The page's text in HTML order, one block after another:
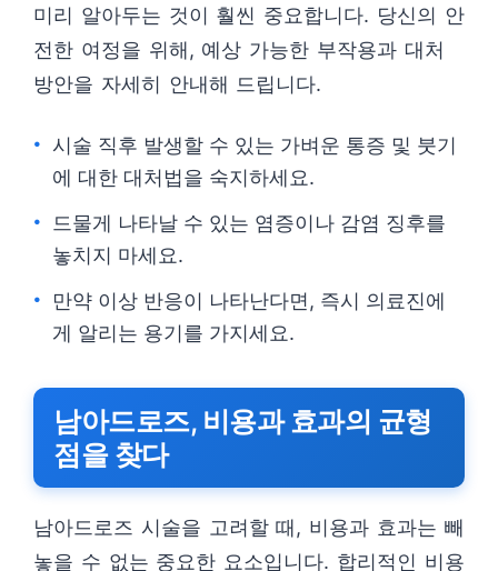
미리 알아두는 것이 훨씬 중요합니다. 당신의 안
전한 여정을 위해, 예상 가능한 부작용과 대처
방안을 자세히 안내해 드립니다.
시술 직후 발생할 수 있는 가벼운 통증 및 붓기
에 대한 대처법을 숙지하세요.
드물게 나타날 수 있는 염증이나 감염 징후를
놓치지 마세요.
만약 이상 반응이 나타난다면, 즉시 의료진에
게 알리는 용기를 가지세요.
남아드로즈, 비용과 효과의 균형
점을 찾다
남아드로즈 시술을 고려할 때, 비용과 효과는 빼
놓을 수 없는 중요한 요소입니다. 합리적인 비용